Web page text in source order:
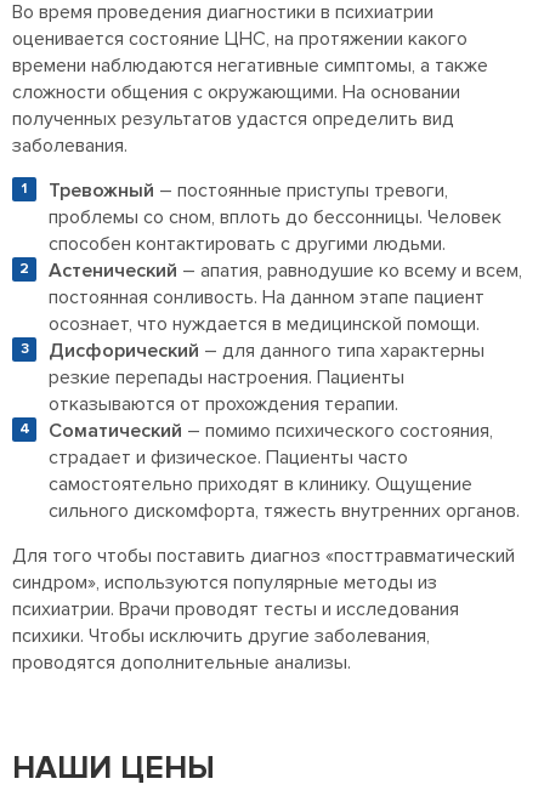
Во время проведения диагностики в психиатрии
оценивается состояние ЦНС, на протяжении какого
времени наблюдаются негативные симптомы, а также
сложности общения с окружающими. На основании
полученных результатов удастся определить вид
заболевания.
Тревожный – постоянные приступы тревоги,
проблемы со сном, вплоть до бессонницы. Человек
способен контактировать с другими людьми.
Астенический – апатия, равнодушие ко всему и всем,
постоянная сонливость. На данном этапе пациент
осознает, что нуждается в медицинской помощи.
Дисфорический – для данного типа характерны
резкие перепады настроения. Пациенты
отказываются от прохождения терапии.
Соматический – помимо психического состояния,
страдает и физическое. Пациенты часто
самостоятельно приходят в клинику. Ощущение
сильного дискомфорта, тяжесть внутренних органов.
Для того чтобы поставить диагноз «посттравматический
синдром», используются популярные методы из
психиатрии. Врачи проводят тесты и исследования
психики. Чтобы исключить другие заболевания,
проводятся дополнительные анализы.
НАШИ ЦЕНЫ